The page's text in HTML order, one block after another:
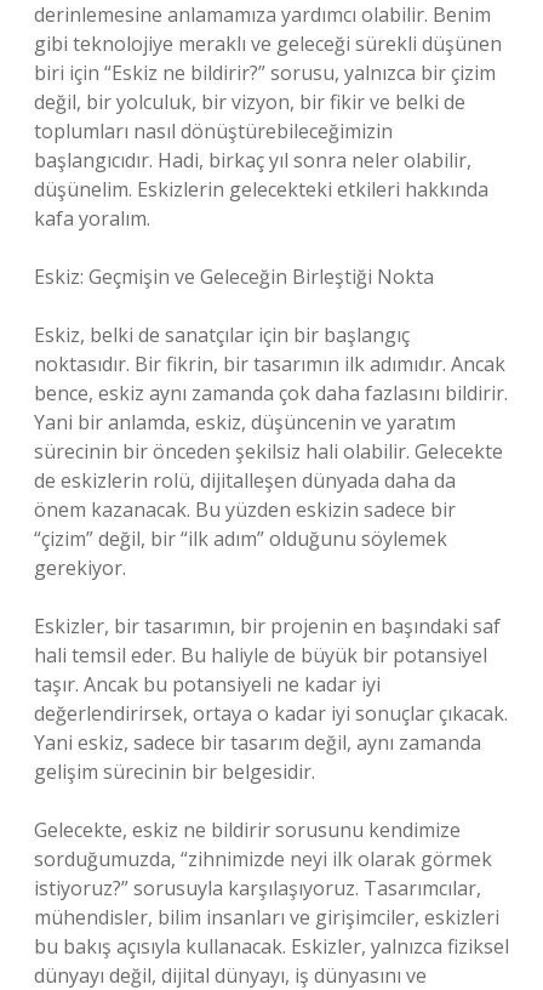
derinlemesine anlamamıza yardımcı olabilir. Benim
gibi teknolojiye meraklı ve geleceği sürekli düşünen
biri için “Eskiz ne bildirir?” sorusu, yalnızca bir çizim
değil, bir yolculuk, bir vizyon, bir fikir ve belki de
toplumları nasıl dönüştürebileceğimizin
başlangıcıdır. Hadi, birkaç yıl sonra neler olabilir,
düşünelim. Eskizlerin gelecekteki etkileri hakkında
kafa yoralım.
Eskiz: Geçmişin ve Geleceğin Birleştiği Nokta
Eskiz, belki de sanatçılar için bir başlangıç
noktasıdır. Bir fikrin, bir tasarımın ilk adımıdır. Ancak
bence, eskiz aynı zamanda çok daha fazlasını bildirir.
Yani bir anlamda, eskiz, düşüncenin ve yaratım
sürecinin bir önceden şekilsiz hali olabilir. Gelecekte
de eskizlerin rolü, dijitalleşen dünyada daha da
önem kazanacak. Bu yüzden eskizin sadece bir
“çizim” değil, bir “ilk adım” olduğunu söylemek
gerekiyor.
Eskizler, bir tasarımın, bir projenin en başındaki saf
hali temsil eder. Bu haliyle de büyük bir potansiyel
taşır. Ancak bu potansiyeli ne kadar iyi
değerlendirirsek, ortaya o kadar iyi sonuçlar çıkacak.
Yani eskiz, sadece bir tasarım değil, aynı zamanda
gelişim sürecinin bir belgesidir.
Gelecekte, eskiz ne bildirir sorusunu kendimize
sorduğumuzda, “zihnimizde neyi ilk olarak görmek
istiyoruz?” sorusuyla karşılaşıyoruz. Tasarımcılar,
mühendisler, bilim insanları ve girişimciler, eskizleri
bu bakış açısıyla kullanacak. Eskizler, yalnızca fiziksel
dünyayı değil, dijital dünyayı, iş dünyasını ve